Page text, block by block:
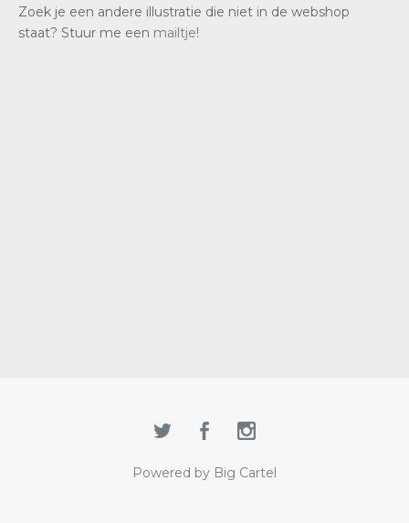
Zoek je een andere illustratie die niet in de webshop
staat? Stuur me een mailtje!
Powered by Big Cartel